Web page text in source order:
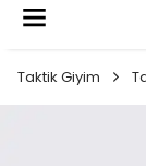
Taktik Giyim